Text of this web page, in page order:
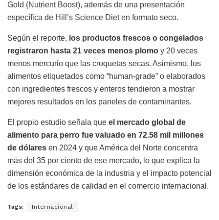
Gold (Nutrient Boost), además de una presentación
específica de Hill’s Science Diet en formato seco.
Según el reporte, los productos frescos o congelados
registraron hasta 21 veces menos plomo y 20 veces
menos mercurio que las croquetas secas. Asimismo, los
alimentos etiquetados como “human-grade” o elaborados
con ingredientes frescos y enteros tendieron a mostrar
mejores resultados en los paneles de contaminantes.
El propio estudio señala que el mercado global de
alimento para perro fue valuado en 72.58 mil millones
de dólares en 2024 y que América del Norte concentra
más del 35 por ciento de ese mercado, lo que explica la
dimensión económica de la industria y el impacto potencial
de los estándares de calidad en el comercio internacional.
Tags: Internacional